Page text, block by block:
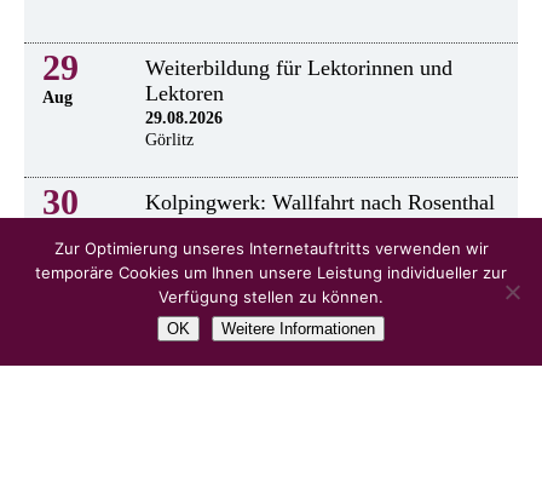
29
Aug
Weiterbildung für Lektorinnen und
Lektoren
29.08.2026
Görlitz
30 Kolpingwerk: Wallfahrt nach Rosenthal
alle Veranstaltungen
Zur Optimierung unseres Internetauftritts verwenden wir
temporäre Cookies um Ihnen unsere Leistung individueller zur
Verfügung stellen zu können.
OK Weitere Informationen